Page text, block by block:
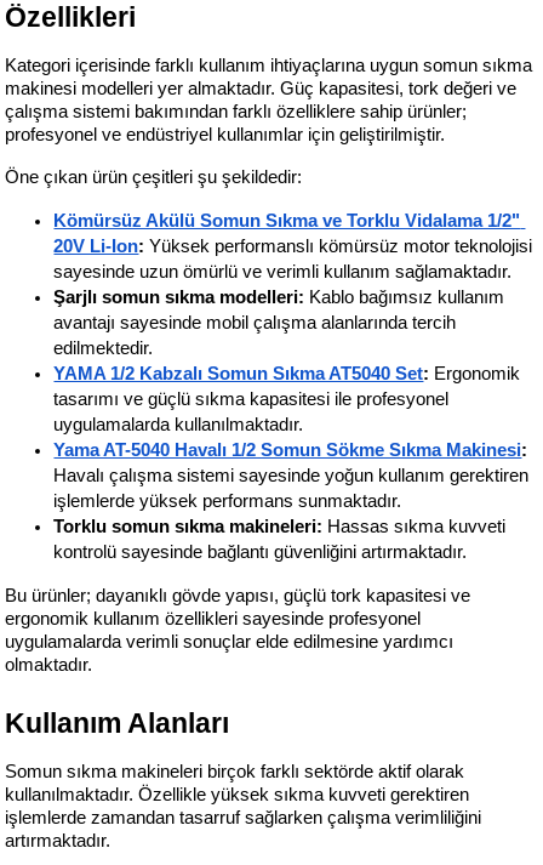
Özellikleri
Kategori içerisinde farklı kullanım ihtiyaçlarına uygun somun sıkma
makinesi modelleri yer almaktadır. Güç kapasitesi, tork değeri ve
çalışma sistemi bakımından farklı özelliklere sahip ürünler;
profesyonel ve endüstriyel kullanımlar için geliştirilmiştir.
Öne çıkan ürün çeşitleri şu şekildedir:
Kömürsüz Akülü Somun Sıkma ve Torklu Vidalama 1/2"
20V Li-Ion: Yüksek performanslı kömürsüz motor teknolojisi
sayesinde uzun ömürlü ve verimli kullanım sağlamaktadır.
Şarjlı somun sıkma modelleri: Kablo bağımsız kullanım
avantajı sayesinde mobil çalışma alanlarında tercih
edilmektedir.
YAMA 1/2 Kabzalı Somun Sıkma AT5040 Set: Ergonomik
tasarımı ve güçlü sıkma kapasitesi ile profesyonel
uygulamalarda kullanılmaktadır.
Yama AT-5040 Havalı 1/2 Somun Sökme Sıkma Makinesi:
Havalı çalışma sistemi sayesinde yoğun kullanım gerektiren
işlemlerde yüksek performans sunmaktadır.
Torklu somun sıkma makineleri: Hassas sıkma kuvveti
kontrolü sayesinde bağlantı güvenliğini artırmaktadır.
Bu ürünler; dayanıklı gövde yapısı, güçlü tork kapasitesi ve
ergonomik kullanım özellikleri sayesinde profesyonel
uygulamalarda verimli sonuçlar elde edilmesine yardımcı
olmaktadır.
Kullanım Alanları
Somun sıkma makineleri birçok farklı sektörde aktif olarak
kullanılmaktadır. Özellikle yüksek sıkma kuvveti gerektiren
işlemlerde zamandan tasarruf sağlarken çalışma verimliliğini
artırmaktadır.